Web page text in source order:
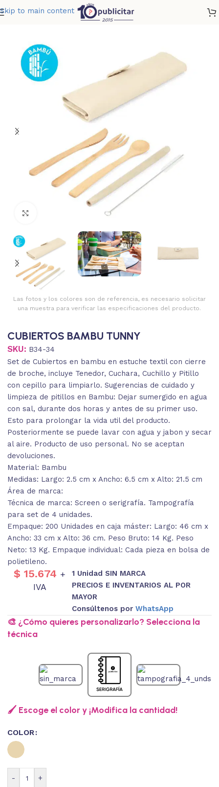
Skip to main content
CUBIERTOS BAMBU TUNNY
Las fotos y los colores son de referencia, es necesario solicitar
una muestra para verificar las especificaciones del producto.
CUBIERTOS BAMBU TUNNY
SKU: B34-34
Set de Cubiertos en bambu en estuche textil con cierre
de broche, incluye Tenedor, Cuchara, Cuchillo y Pitillo
con cepillo para limpiarlo. Sugerencias de cuidado y
limpieza de pitillos en Bambu: Dejar sumergido en agua
con sal, durante dos horas y antes de su primer uso.
Esto para prolongar la vida util del producto.
Posteriormente se puede lavar con agua y jabon y secar
al aire. Producto de uso personal. No se aceptan
devoluciones.
Material: Bambu
Medidas: Largo: 2.5 cm x Ancho: 6.5 cm x Alto: 21.5 cm
Área de marca:
Técnica de marca: Screen o serigrafía. Tampografía
para set de 4 unidades.
Empaque: 200 Unidades en caja máster: Largo: 46 cm x
Ancho: 33 cm x Alto: 36 cm. Peso Bruto: 14 Kg. Peso
Neto: 13 Kg. Empaque individual: Cada pieza en bolsa de
polietileno.
$ 15.674 +
IVA
1 Unidad SIN MARCA
PRECIOS E INVENTARIOS AL POR
MAYOR
Consúltenos porWhatsApp
🎨 ¿Cómo quieres personalizarlo? Selecciona la
técnica
🖌️ Escoge el color y ¡Modifica la cantidad!
COLOR
- +